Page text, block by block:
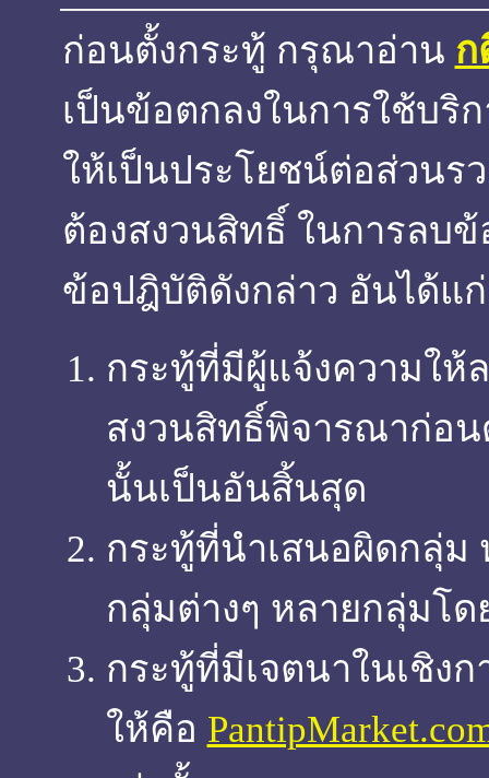
ก่อนตั้งกระทู้ กรุณาอ่าน ก
เป็นข้อตกลงในการใช้บริ
ให้เป็นประโยชน์ต่อส่วนรว
ต้องสงวนสิทธิ์ ในการลบ
ข้อปฎิบัติดังกล่าว อันได้แก่
กระทู้ที่มีผู้แจ้งความให้
สงวนสิทธิ์พิจารณาก่อน
นั้นเป็นอันสิ้นสุด
กระทู้ที่นำเสนอผิดกลุ่ม
กลุ่มต่างๆ หลายกลุ่มโด
กระทู้ที่มีเจตนาในเชิง
ให้คือ